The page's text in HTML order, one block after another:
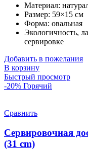
Материал:
Размер: 59×15 см
Форма: овальная
Экологичность,
сервировке
Добавить в пожелания
В корзину
Быстрый просмотр
-20% Горячий
Сравнить
Сервировочная
(31 cm)